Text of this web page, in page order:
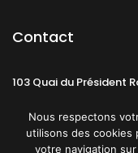
Contact
103 Quai du Président
Nous respectons
utilisons des cookies
votre navigation